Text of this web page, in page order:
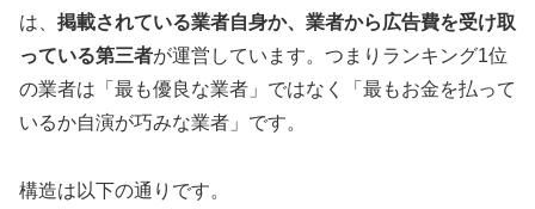
は、 掲載されている業者自身か、業者から広告費を受け取
っている第三者が運営しています。つまりランキング1位
の業者は「最も優良な業者」ではなく「最もお金を払って
いるか自演が巧みな業者」です。
構造は以下の通りです。